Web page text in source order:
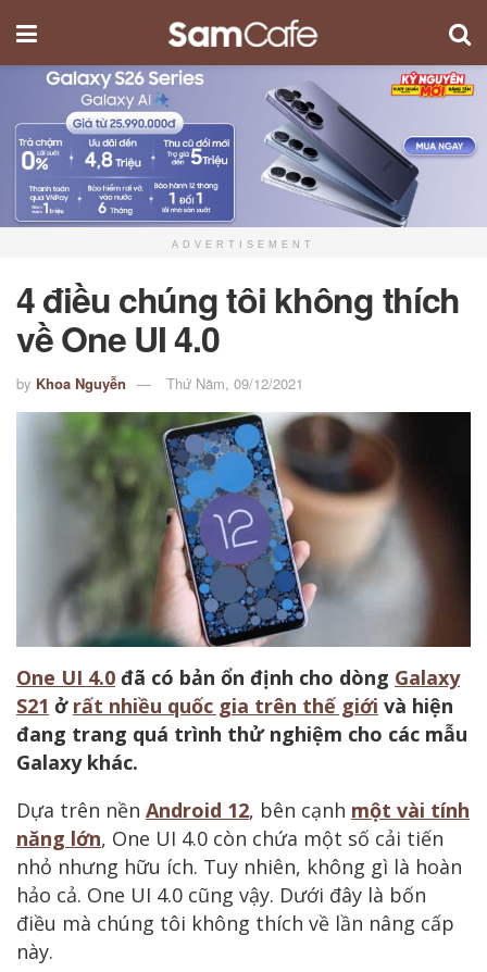
ADVERTISEMENT
4 điều chúng tôi không thích
về One UI 4.0
by Khoa Nguyễn Thứ Năm, 09/12/2021
One UI 4.0 đã có bản ổn định cho dòng Galaxy
S21 ở rất nhiều quốc gia trên thế giới và hiện
đang trang quá trình thử nghiệm cho các mẫu
Galaxy khác.
Dựa trên nền Android 12, bên cạnh một vài tính
năng lớn, One UI 4.0 còn chứa một số cải tiến
nhỏ nhưng hữu ích. Tuy nhiên, không gì là hoàn
hảo cả. One UI 4.0 cũng vậy. Dưới đây là bốn
điều mà chúng tôi không thích về lần nâng cấp
này.